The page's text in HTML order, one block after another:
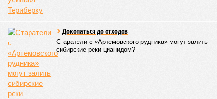
заказывают у российских производителей
комплектующих небольшие партии специально «под
Минпромторг», чтобы показать на выставке или
полигоне и потом сертифицировать «полностью
российский дрон», но в массовых партиях для поставок
военным всё равно используют Китай»
Чадаев.
О том же говорит и политолог, создатель конструкторского
бюро «Валькирия» по производству БПЛА